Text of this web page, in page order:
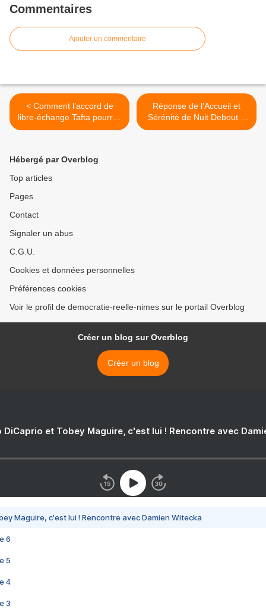
Commentaires
Ajouter un commentaire
< Comment l’accord de
libre-échange Tafta pourrait
laminer l’agriculture
Réponse de l’Accueil et
Sérénité de Nuit Debout à
propos des violences >
Hébergé par Overblog
Top articles
Pages
Contact
Signaler un abus
C.G.U.
Cookies et données personnelles
Préférences cookies
Voir le profil de democratie-reelle-nimes sur le portail Overblog
Créer un blog sur Overblog
Créer un blog
DiCaprio et Tobey Maguire, c'est lui ! Rencontre avec
Maguire, c'est lui ! Rencontre avec Damien Witecka
6
5
4
3